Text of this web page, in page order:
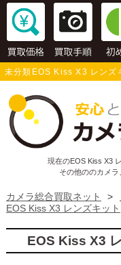
未分類EOS Kiss X3 レンズ
現在のEOS Kiss X3
その他ののカメラ
カメラ総合買取ネット >
EOS Kiss X3 レンズキット
EOS Kiss X3